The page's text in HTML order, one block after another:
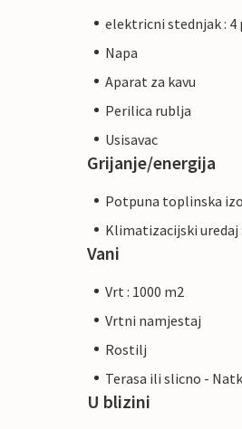
elektricni stednjak : 4
Napa
Aparat za kavu
Perilica rublja
Usisavac
Grijanje/energija
Potpuna toplinska
Klimatizacijski uredaj
Vani
Vrt : 1000 m2
Vrtni namjestaj
Rostilj
Terasa ili slicno -
U blizini